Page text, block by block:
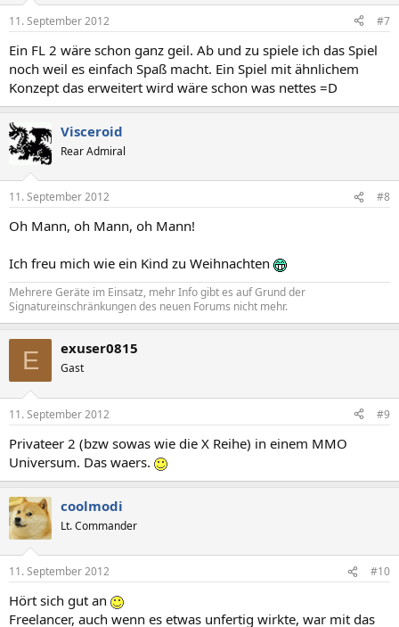
11. September 2012 #7
Ein FL 2 wäre schon ganz geil. Ab und zu spiele ich das Spiel
noch weil es einfach Spaß macht. Ein Spiel mit ähnlichem
Konzept das erweitert wird wäre schon was nettes =D
Visceroid
Rear Admiral
11. September 2012 #8
Oh Mann, oh Mann, oh Mann!
Ich freu mich wie ein Kind zu Weihnachten
Mehrere Geräte im Einsatz, mehr Info gibt es auf Grund der
Signatureinschränkungen des neuen Forums nicht mehr.
E exuser0815
Gast
11. September 2012 #9
Privateer 2 (bzw sowas wie die X Reihe) in einem MMO
Universum. Das waers.
coolmodi
Lt. Commander
11. September 2012 #10
Hört sich gut an
Freelancer, auch wenn es etwas unfertig wirkte, war mit das